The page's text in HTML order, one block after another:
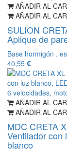
AÑADIR AL
AÑADIR AL
SULION
Aplique de
Base hormigón .
40,55
AÑADIR AL
AÑADIR AL
MDC CRETA
Ventilador con
blanco